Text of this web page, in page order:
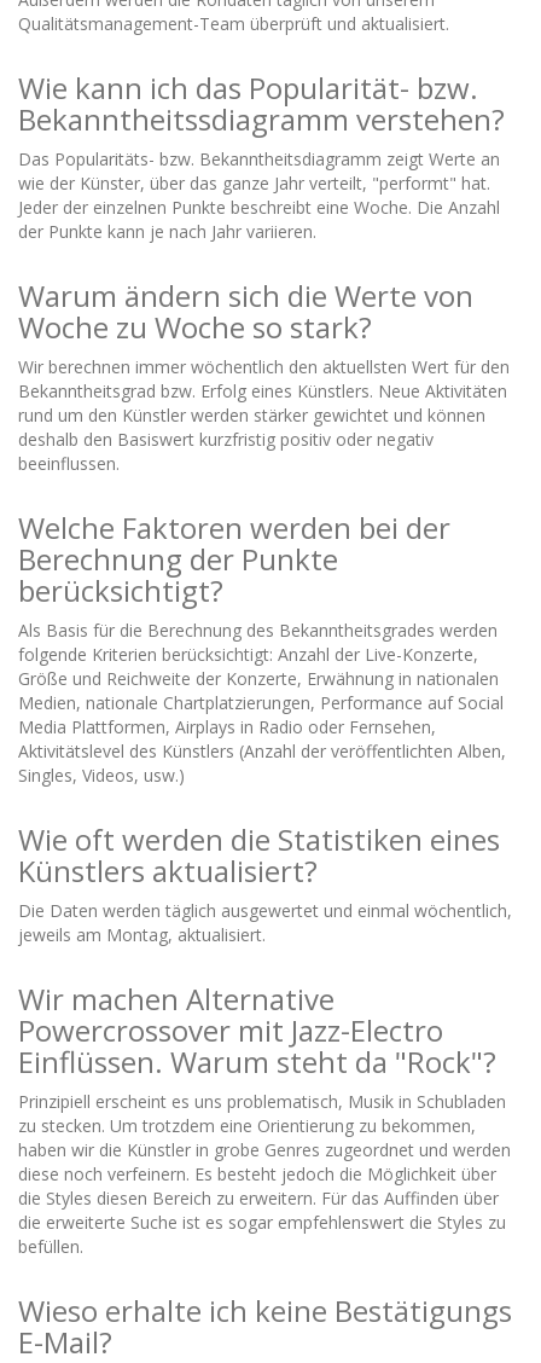
Qualitätsmanagement-Team überprüft und aktualisiert.
Wie kann ich das Popularität- bzw.
Bekanntheitssdiagramm verstehen?
Das Popularitäts- bzw. Bekanntheitsdiagramm zeigt Werte an
wie der Künster, über das ganze Jahr verteilt, "performt" hat.
Jeder der einzelnen Punkte beschreibt eine Woche. Die Anzahl
der Punkte kann je nach Jahr variieren.
Warum ändern sich die Werte von
Woche zu Woche so stark?
Wir berechnen immer wöchentlich den aktuellsten Wert für den
Bekanntheitsgrad bzw. Erfolg eines Künstlers. Neue Aktivitäten
rund um den Künstler werden stärker gewichtet und können
deshalb den Basiswert kurzfristig positiv oder negativ
beeinflussen.
Welche Faktoren werden bei der
Berechnung der Punkte
berücksichtigt?
Als Basis für die Berechnung des Bekanntheitsgrades werden
folgende Kriterien berücksichtigt: Anzahl der Live-Konzerte,
Größe und Reichweite der Konzerte, Erwähnung in nationalen
Medien, nationale Chartplatzierungen, Performance auf Social
Media Plattformen, Airplays in Radio oder Fernsehen,
Aktivitätslevel des Künstlers (Anzahl der veröffentlichten Alben,
Singles, Videos, usw.)
Wie oft werden die Statistiken eines
Künstlers aktualisiert?
Die Daten werden täglich ausgewertet und einmal wöchentlich,
jeweils am Montag, aktualisiert.
Wir machen Alternative
Powercrossover mit Jazz-Electro
Einflüssen. Warum steht da "Rock"?
Prinzipiell erscheint es uns problematisch, Musik in Schubladen
zu stecken. Um trotzdem eine Orientierung zu bekommen,
haben wir die Künstler in grobe Genres zugeordnet und werden
diese noch verfeinern. Es besteht jedoch die Möglichkeit über
die Styles diesen Bereich zu erweitern. Für das Auffinden über
die erweiterte Suche ist es sogar empfehlenswert die Styles zu
befüllen.
Wieso erhalte ich keine Bestätigungs
E-Mail?